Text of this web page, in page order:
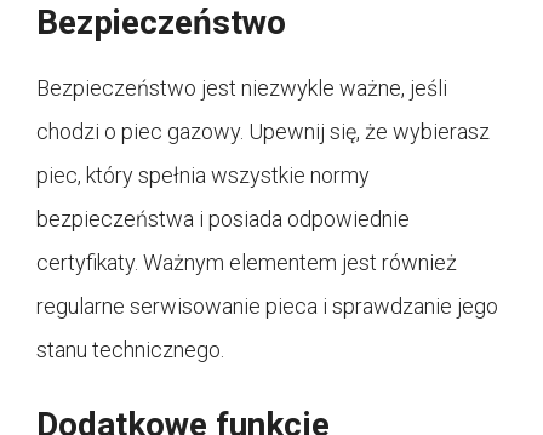
Bezpieczeństwo
Bezpieczeństwo jest niezwykle ważne, jeśli
chodzi o piec gazowy. Upewnij się, że wybierasz
piec, który spełnia wszystkie normy
bezpieczeństwa i posiada odpowiednie
certyfikaty. Ważnym elementem jest również
regularne serwisowanie pieca i sprawdzanie jego
stanu technicznego.
Dodatkowe funkcje